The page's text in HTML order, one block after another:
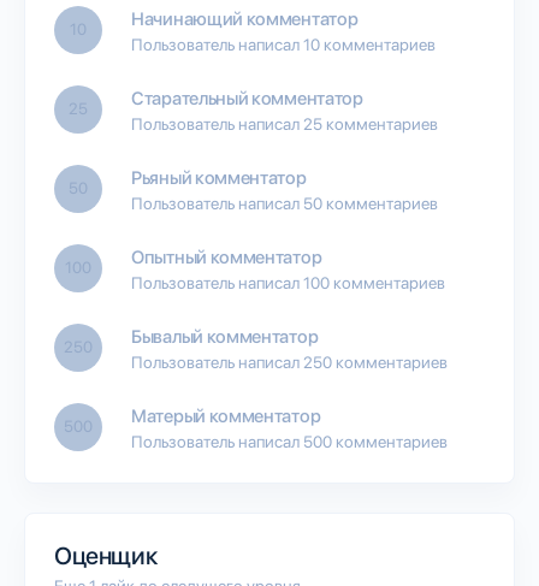
10 Начинающий комментатор
Пользователь написал 10 комментариев
25 Старательный комментатор
Пользователь написал 25 комментариев
50 Рьяный комментатор
Пользователь написал 50 комментариев
100 Опытный комментатор
Пользователь написал 100 комментариев
250 Бывалый комментатор
Пользователь написал 250 комментариев
500 Матерый комментатор
Пользователь написал 500 комментариев
Оценщик